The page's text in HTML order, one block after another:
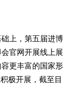
上，第五届进博
官网开展线上展
更丰富的国家形
极开展，截至目